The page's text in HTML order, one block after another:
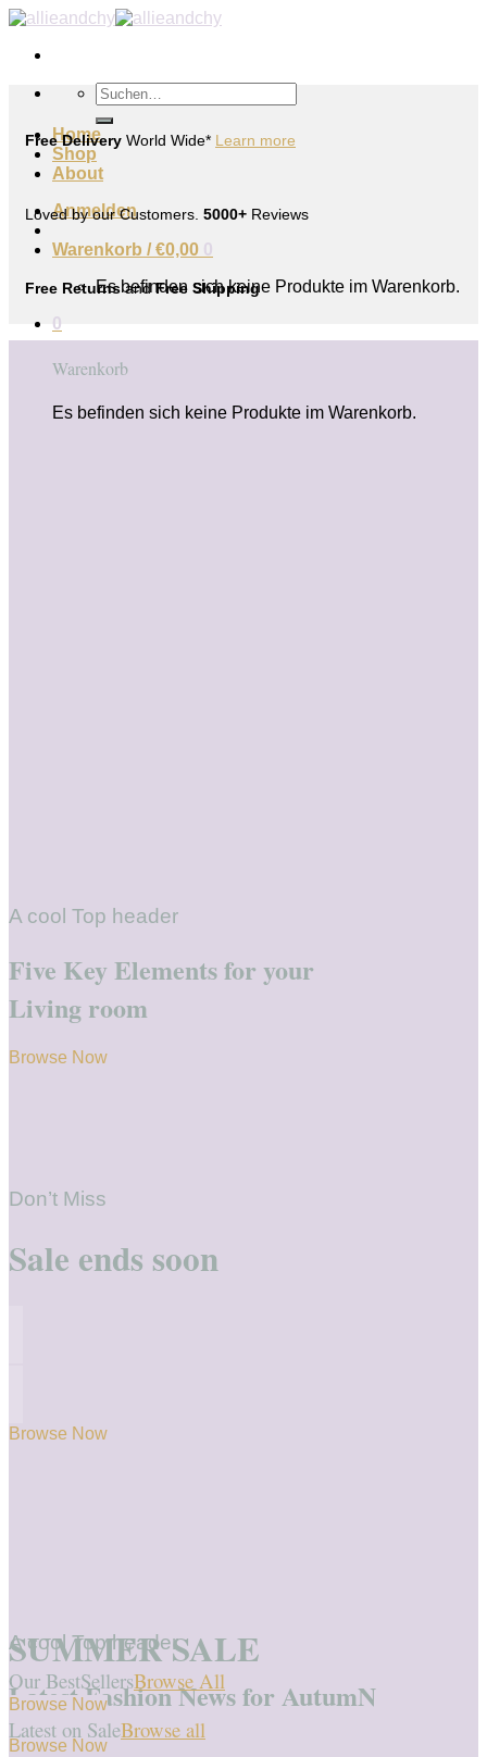
Zum
springen
Suchen
nach:
Home
Shop
About
Anmelden
Warenkorb /€0,00 0
Es befinden sich keine Produkte im Warenkorb.
0
Warenkorb
Es befinden sich keine Produkte im Warenkorb.
Free Delivery World Wide* Learn more
Loved by our Customers. 5000+ Reviews
Free ReturnsandFree Shipping
A cool Top header
Five Key Elements for your
Living room
Browse Now
A cool Top header
Latest Fashion News for AutumN
Browse Now
Don’t Miss
Sale ends soon
Browse Now
SUMMER SALE
Browse Now
Our BestSellersBrowse All
Latest on SaleBrowse all